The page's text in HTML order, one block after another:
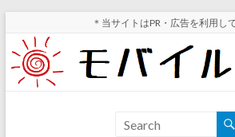
content
＊当サイトはPR・広告を利用し